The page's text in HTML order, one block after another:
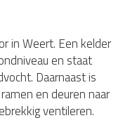
in Weert. Een kelder
en staat
Daarnaast is
en deuren naar
ventileren.